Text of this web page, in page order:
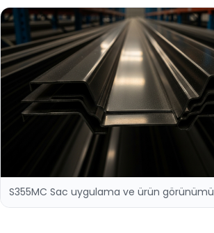
S355MC Sac uygulama ve ürün görünümü